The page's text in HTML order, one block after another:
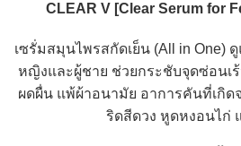
CLEAR V [Clear Serum for
เซรั่มสมุนไพรสกัดเย็น (All in One)
หญิงและผู้ชาย ช่วยกระชับจุดซ่อนเ
ผดผื่น แพ้ผ้าอนามัย อาการคันที่เกิดจ
ริดสีดวง หูดหงอนไก่